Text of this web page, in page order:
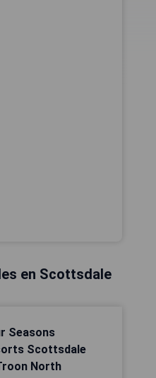
en Scottsdale
Seasons
Scottsdale
North